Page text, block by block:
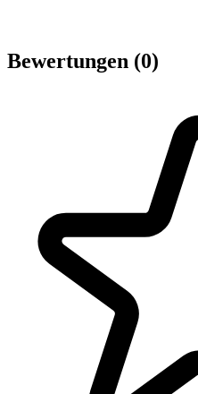
Bewertungen (0)